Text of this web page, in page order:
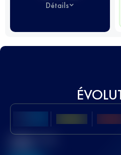
Détails
Meilleur Score